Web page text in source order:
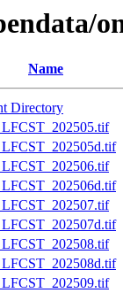
Name
Directory